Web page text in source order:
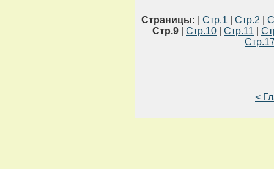
Страницы: Стр.1 Стр.2
Стр.9
Стр.10 Стр.11
<